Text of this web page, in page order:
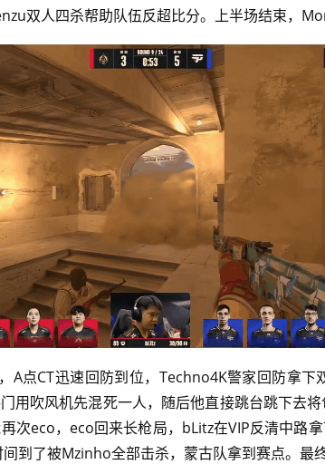
双人四杀帮助队伍反超比分。上半场结束，
A点CT迅速回防到位，Techno4K警家回防拿下
用吹风机先混死一人，随后他直接跳台跳下去
次eco，eco回来长枪局，bLitz在VIP反清中路
到了被Mzinho全部击杀，蒙古队拿到赛点。最